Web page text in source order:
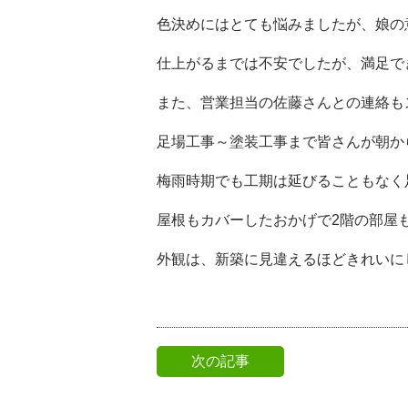
色決めにはとても悩みましたが、娘
仕上がるまでは不安でしたが、満足
また、営業担当の佐藤さんとの連絡
足場工事～塗装工事まで皆さんが朝
梅雨時期でも工期は延びることもな
屋根もカバーしたおかげで2階の部屋
外観は、新築に見違えるほどきれい
次の記事